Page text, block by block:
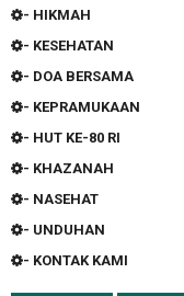
- HIKMAH
- KESEHATAN
- DOA BERSAMA
- KEPRAMUKAAN
- HUT KE-80 RI
- KHAZANAH
- NASEHAT
- UNDUHAN
- KONTAK KAMI